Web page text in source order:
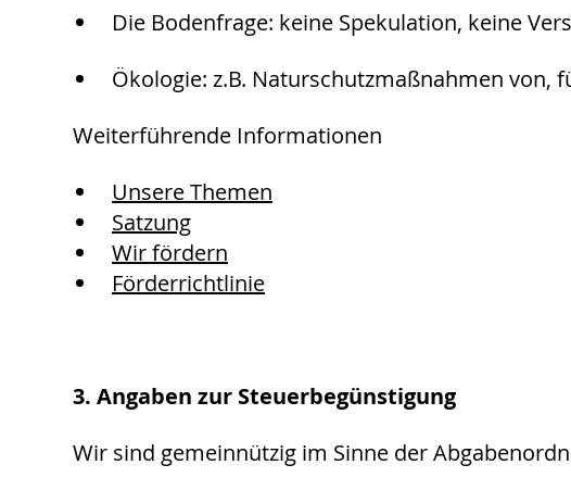
Die Bodenfrage: keine Spekulation, keine
Ökologie: z.B. Naturschutzmaßnahmen von,
Weiterführende Informationen
Unsere Themen
Satzung
Wir fördern
Förderrichtlinie
3. Angaben zur Steuerbegünstigung
Wir sind gemeinnützig im Sinne der